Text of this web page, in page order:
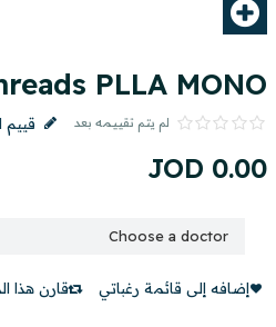
PLLA MONO
لم يتم تقييمه بعد قييم
JOD 0.00
إضافه إلى قائمة رغباتي قارن هذا